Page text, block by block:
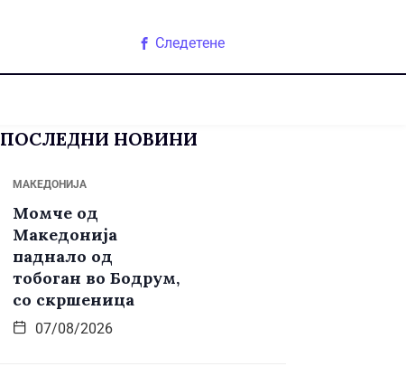
Следетене
ПОСЛЕДНИ НОВИНИ
МАКЕДОНИЈА
Момче од
Македонија
паднало од
тобоган во Бодрум,
со скршеница
07/08/2026